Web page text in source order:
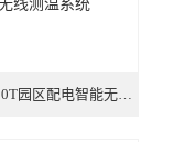
Acrel-2000T园区配电智能无线测温系统